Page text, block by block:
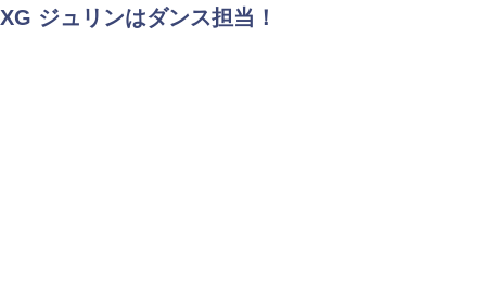
XG ジュリンはダンス担当！